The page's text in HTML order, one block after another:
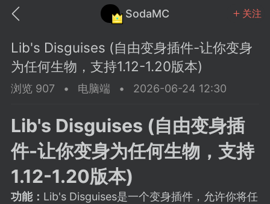
SodaMC 关注
中文社区 SodaMC
教程 材质 社区
Lib's Disguises (自由变身插件-让你变身
为任何生物，支持1.12-1.20版本)
浏览 907 • 电脑端 • 2026-06-24 12:30
Lib's Disguises (自由变身插
件-让你变身为任何生物，支持
1.12-1.20版本)
功能： Lib's Disguises是一个变身插件，允许你将任